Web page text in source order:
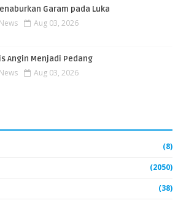
Garam pada Luka
Aug 03, 2026
Angin Menjadi Pedang
Aug 03, 2026
(8)
(2050)
(38)